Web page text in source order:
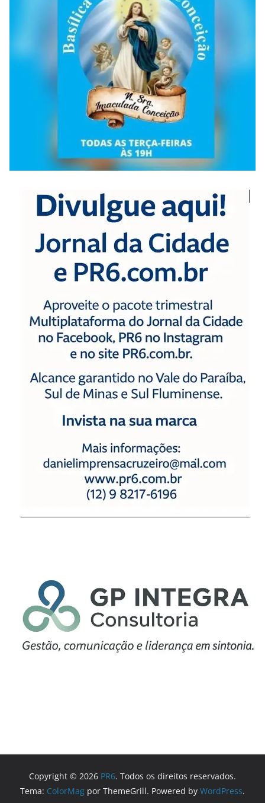
Copyright © 2026 PR6. Todos os direitos reservados.
Tema: ColorMag por ThemeGrill. Powered by WordPress.